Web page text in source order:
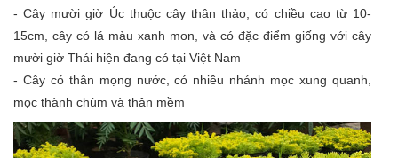
- Cây mười giờ Úc thuộc cây thân thảo, có chiều cao từ 10-
15cm, cây có lá màu xanh mon, và có đặc điểm giống với cây
mười giờ Thái hiện đang có tại Việt Nam
- Cây có thân mọng nước, có nhiều nhánh mọc xung quanh,
mọc thành chùm và thân mềm